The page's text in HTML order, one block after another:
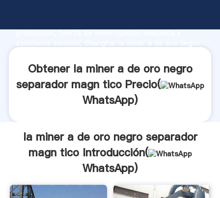
producción, fuerza de investigación avanzada y
valores a todos los clientes.
Obtener la miner a de oro negro
separador magn tico Precio(
WhatsApp)
la miner a de oro negro separador
magn tico Introducción(
WhatsApp)